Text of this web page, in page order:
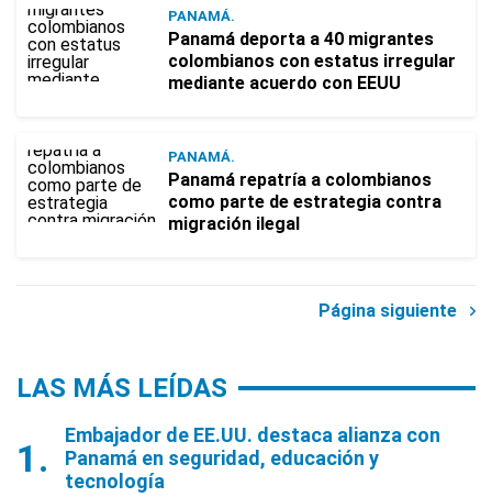
PANAMÁ.
Panamá deporta a 40 migrantes
colombianos con estatus irregular
mediante acuerdo con EEUU
PANAMÁ.
Panamá repatría a colombianos
como parte de estrategia contra
migración ilegal
Página siguiente
LAS MÁS LEÍDAS
Embajador de EE.UU. destaca alianza con
Panamá en seguridad, educación y
tecnología